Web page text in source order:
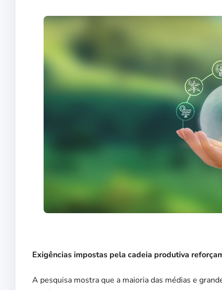
Exigências impostas pela cadeia produtiva
A pesquisa mostra que a maioria das médias e